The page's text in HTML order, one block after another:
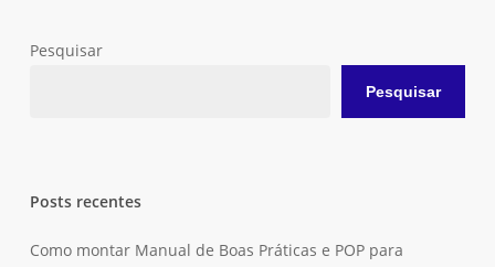
Nenhum produto no carrinho.
Pesquisar
Pesquisar
Posts recentes
Como montar Manual de Boas Práticas e POP para